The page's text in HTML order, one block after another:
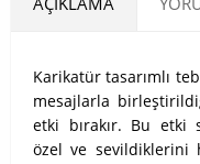
Karikatür tasarımlı
mesajlarla
etki bırakır. Bu etki
özel ve sevildiklerini